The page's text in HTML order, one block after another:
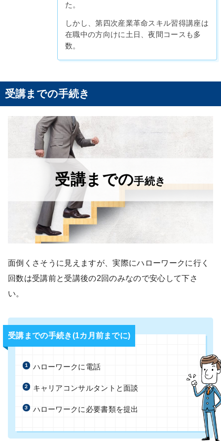
た。
しかし、第四次産業革命スキル習得講座は
在職中の方向けに土日、夜間コースも多
数。
受講までの手続き
受講までの手続き
面倒くさそうに見えますが、実際にハローワークに行く
回数は受講前と受講後の2回のみなので安心して下さ
い。
受講までの手続き(1カ月前までに)
ハローワークに電話
キャリアコンサルタントと面談
ハローワークに必要書類を提出